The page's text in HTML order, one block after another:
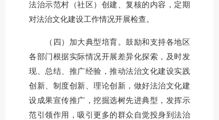
法治示范村（社区）创建、复核的内容，定期
对法治文化建设工作情况开展检查。
（四）加大典型培育。鼓励和支持各地区
各部门根据实际情况开展差异化探索，及时发
现、总结、推广经验，推动法治文化建设实践
创新、制度创新、理论创新，做好法治文化建
设成果宣传推广，挖掘选树先进典型，发挥示
范引领作用，吸引更多的群众自觉投身到法治